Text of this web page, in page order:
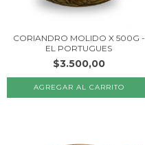
CORIANDRO MOLIDO X 500G -
EL PORTUGUES
$3.500,00